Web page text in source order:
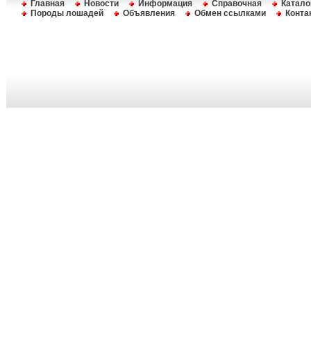
Главная Новости Информация Справочная
Породы лошадей
Объявления Обмен ссылками